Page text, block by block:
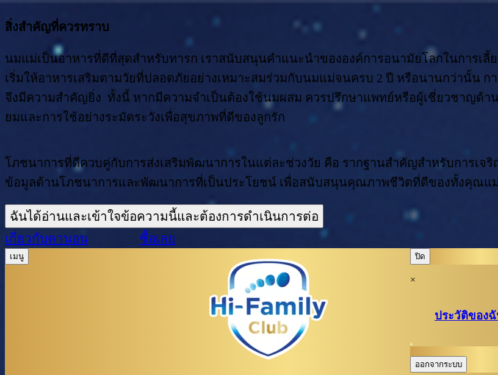
สิ่งสำคัญที่ควรทราบ
นมแม่เป็นอาหารที่ดีที่สุดสำหรับทารก เราสนับสนุนคำแนะนำขององค์การอนามัยโลกในการเลี้
เริ่มให้อาหารเสริมตามวัยที่ปลอดภัยอย่างเหมาะสมร่วมกับนมแม่จนครบ 2 ปี หรือนานกว่านั้น
จึงมีความสำคัญยิ่ง ทั้งนี้ หากมีความจำเป็นต้องใช้นมผสม ควรปรึกษาแพทย์หรือผู้เชี่ยวชาญด้
ยมและการใช้อย่างระมัดระวังเพื่อสุขภาพที่ดีของลูกรัก
โภชนาการที่ดีควบคู่กับการส่งเสริมพัฒนาการในแต่ละช่วงวัย คือ รากฐานสำคัญสำหรับการเ
ข้อมูลด้านโภชนาการและพัฒนาการที่เป็นประโยชน์ เพื่อสนับสนุนคุณภาพชีวิตที่ดีของทั้งคุณแ
ฉันได้อ่านและเข้าใจข้อความนี้และต้องการดำเนินการต่อ
เกี่ยวกับดานอน
ซื้อเลย
เมนู ปิด
×
ประวัติของ
.
ออกจากระบบ